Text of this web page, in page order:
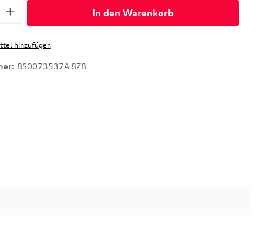
Gib den gewünschten Wert ein oder benutze die Schaltflächen um
In den Warenkorb
hinzufügen
8S0073537A 8Z8